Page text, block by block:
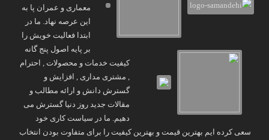
معماری و عمران پا به
این عرصه نهاد. ما در
ابتدا فعالیت خویش را
بر پایه اصول پنج گانه
کیفیت خدمات و محصولات , احترام
, مشتری مداری , افزایش و
گسترش دانش و ارائه مطالب و
مقالات جدید روز دنیا گسترش می
دهیم. ما در سیاست کاری خود
سعی کرده ایم بهترین قیمت و بهترین کیفیت را برای متفاوت بودن انتخاب